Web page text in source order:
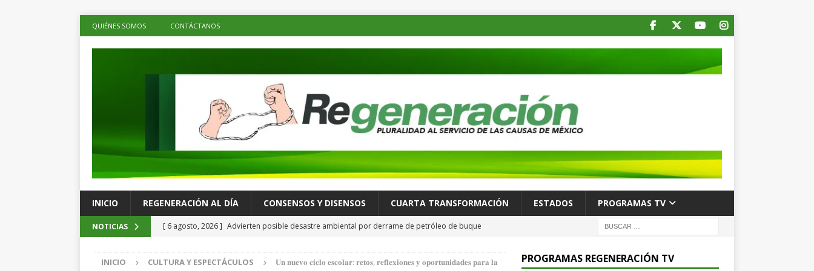
QUIÉNES SOMOS CONTÁCTANOS
INICIO REGENERACIÓN AL DÍA CONSENSOS Y DISENSOS CUARTA TRANSFORMACIÓN ESTADOS PROGRAMAS TV
NOTICIAS [ 6 agosto, 2026 ] Advierten posible desastre ambiental por derrame de petróleo de buque
[ 6 agosto, 2026 ] Destacan desde el Poder Legislativo la construcción de Ciudad Salud- Ñuu
INICIO CULTURA Y ESPECTÁCULOS
𝐔𝐧 𝐧𝐮𝐞𝐯𝐨 𝐜𝐢𝐜𝐥𝐨 𝐞𝐬𝐜𝐨𝐥𝐚𝐫: 𝐫𝐞𝐭𝐨𝐬, 𝐫𝐞𝐟𝐥𝐞𝐱𝐢𝐨𝐧𝐞𝐬 𝐲 𝐨𝐩𝐨𝐫𝐭𝐮𝐧𝐢𝐝𝐚𝐝𝐞𝐬 𝐩𝐚𝐫𝐚 𝐥𝐚
PROGRAMAS REGENERACIÓN TV